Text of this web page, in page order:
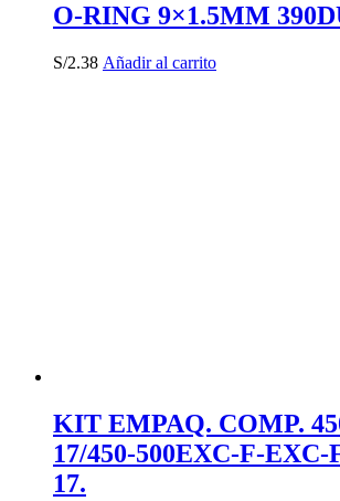
O-RING 9×1.5MM
S/2.38 Añadir al carrito
KIT EMPAQ. COMP.
17/450-500EXC-F-EXC-
17.